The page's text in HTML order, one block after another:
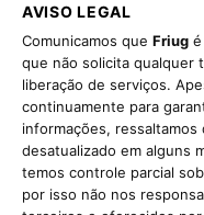
AVISO LEGAL
Comunicamos que Friug
que não solicita qualquer
liberação de serviços.
continuamente para
informações,
desatualizado em alguns
temos controle parcial
por isso não nos